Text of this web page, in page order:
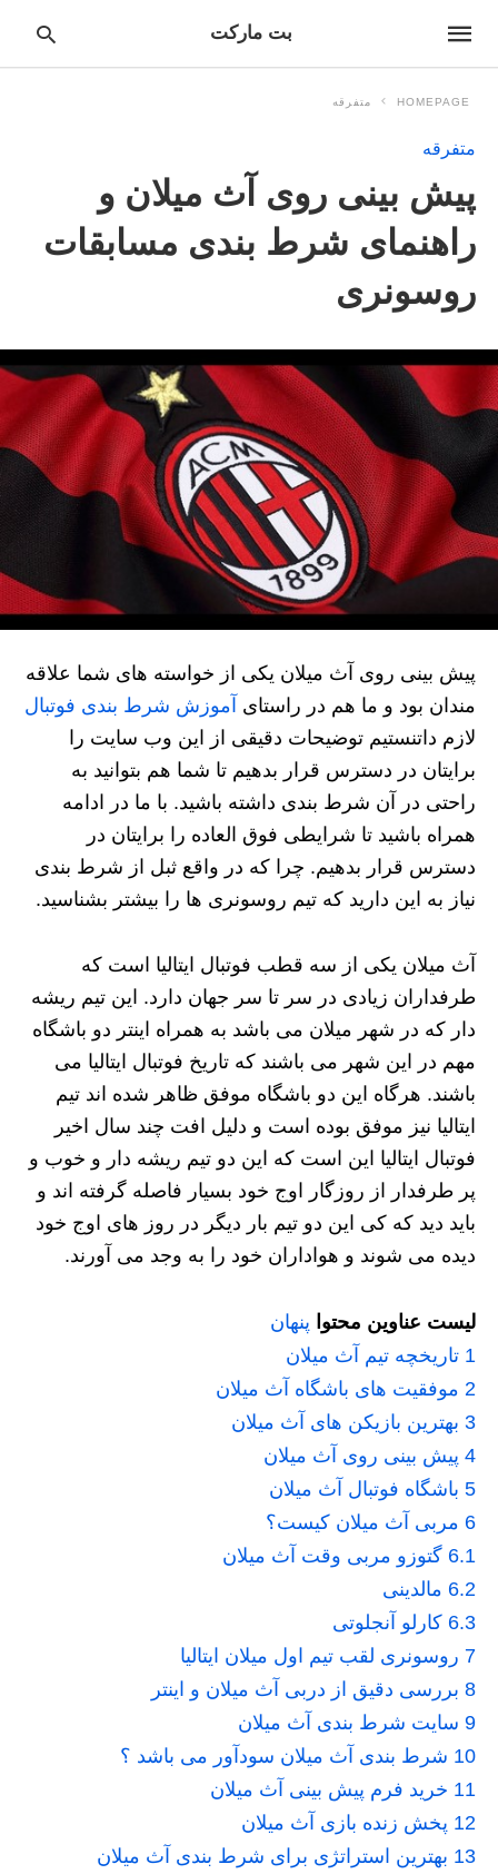
بت مارکت
HOMEPAGE متفرقه
متفرقه
پیش بینی روی آث میلان و
راهنمای شرط بندی مسابقات
روسونری
پیش بینی روی آث میلان یکی از خواسته های شما علاقه
مندان بود و ما هم در راستای آموزش شرط بندی فوتبال
لازم داتنستیم توضیحات دقیقی از این وب سایت را
برایتان در دسترس قرار بدهیم تا شما هم بتوانید به
راحتی در آن شرط بندی داشته باشید. با ما در ادامه
همراه باشید تا شرایطی فوق العاده را برایتان در
دسترس قرار بدهیم. چرا که در واقع ثبل از شرط بندی
نیاز به این دارید که تیم روسونری ها را بیشتر بشناسید.
آث میلان یکی از سه قطب فوتبال ایتالیا است که
طرفداران زیادی در سر تا سر جهان دارد. این تیم ریشه
دار که در شهر میلان می باشد به همراه اینتر دو باشگاه
مهم در این شهر می باشند که تاریخ فوتبال ایتالیا می
باشند. هرگاه این دو باشگاه موفق ظاهر شده اند تیم
ایتالیا نیز موفق بوده است و دلیل افت چند سال اخیر
فوتبال ایتالیا این است که این دو تیم ریشه دار و خوب و
پر طرفدار از روزگار اوج خود بسیار فاصله گرفته اند و
باید دید که کی این دو تیم بار دیگر در روز های اوج خود
دیده می شوند و هواداران خود را به وجد می آورند.
لیست عناوین محتوا پنهان
1 تاریخچه تیم آث میلان
2 موفقیت های باشگاه آث میلان
3 بهترین بازیکن های آث میلان
4 پیش بینی روی آث میلان
5 باشگاه فوتبال آث میلان
6 مربی آث میلان کیست؟
6.1 گتوزو مربی وقت آث میلان
6.2 مالدینی
6.3 کارلو آنجلوتی
7 روسونری لقب تیم اول میلان ایتالیا
8 بررسی دقیق از دربی آث میلان و اینتر
9 سایت شرط بندی آث میلان
10 شرط بندی آث میلان سودآور می باشد ؟
11 خرید فرم پیش بینی آث میلان
12 پخش زنده بازی آث میلان
13 بهترین استراتژی برای شرط بندی آث میلان